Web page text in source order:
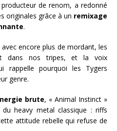
de renom, a redonné
originales grâce à un remixage
.
encore plus de mordant, les
dans nos tripes, et la voix
rappelle pourquoi les Tygers
genre.
brute, « Animal Instinct »
heavy metal classique : riffs
attitude rebelle qui refuse de